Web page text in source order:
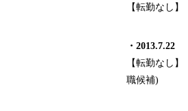
【転勤なし
・ 2013.7.22
【転勤なし
職候補)